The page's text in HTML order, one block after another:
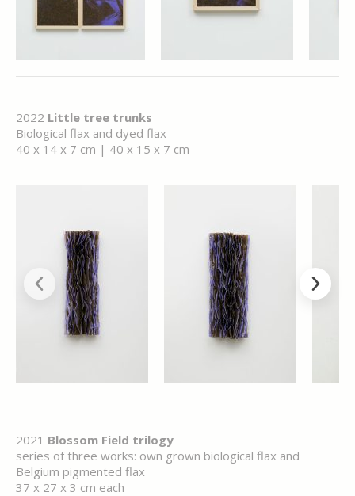
2022 Little tree trunks
Biological flax and dyed flax
40 x 14 x 7 cm | 40 x 15 x 7 cm
2021 Blossom Field trilogy
series of three works: own grown biological flax and
Belgium pigmented flax
37 x 27 x 3 cm each